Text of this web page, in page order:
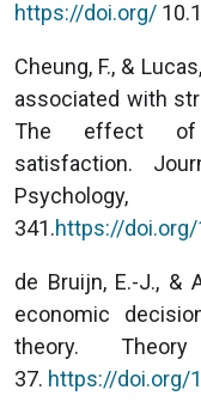
https://doi.org/
Cheung, F., &
associated with
The effect
satisfaction.
341.https://
de Bruijn, E.-J., &
economic
theory.
37. https://doi.org/